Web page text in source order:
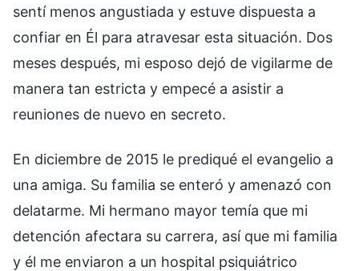
sentí menos angustiada y estuve dispuesta a
confiar en Él para atravesar esta situación. Dos
meses después, mi esposo dejó de vigilarme de
manera tan estricta y empecé a asistir a
reuniones de nuevo en secreto.
En diciembre de 2015 le prediqué el evangelio a
una amiga. Su familia se enteró y amenazó con
delatarme. Mi hermano mayor temía que mi
detención afectara su carrera, así que mi familia
y él me enviaron a un hospital psiquiátrico